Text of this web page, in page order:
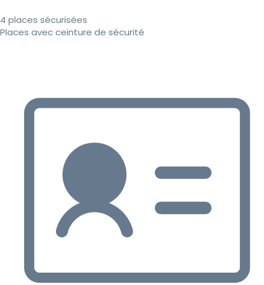
4 places sécurisées
Places avec ceinture de sécurité